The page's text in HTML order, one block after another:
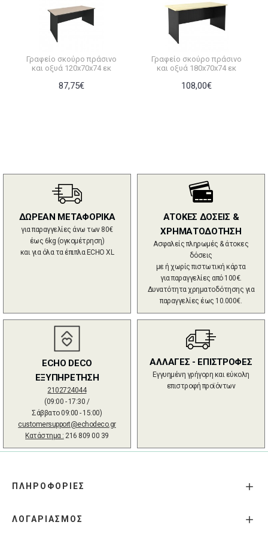
Γραφείο σκούρο πράσινο
και οξυά 120x70x74 εκ
87,75€
Γραφείο σκούρο πράσινο
και οξυά 180x70x74 εκ
108,00€
ΔΩΡΕΑΝ ΜΕΤΑΦΟΡΙΚΑ
για παραγγελίες άνω των 80€
έως 6kg (ογκομέτρηση)
και για όλα τα έπιπλα ECHO XL
ΑΤΟΚΕΣ ΔΟΣΕΙΣ &
ΧΡΗΜΑΤΟΔΟΤΗΣΗ
Ασφαλείς πληρωμές & άτοκες
δόσεις
με ή χωρίς πιστωτική κάρτα
για παραγγελίες από 100€.
Δυνατότητα χρηματοδότησης για
παραγγελίες έως 10.000€.
ECHO DECO
ΕΞΥΠΗΡΕΤΗΣΗ
2102724044
(09:00 - 17:30 /
Σάββατο 09:00 - 15:00)
customersupport@echodeco.gr
Κατάστημα : 216 809 00 39
ΑΛΛΑΓΕΣ - ΕΠΙΣΤΡΟΦΕΣ
Εγγυημένη γρήγορη και εύκολη
επιστροφή προϊόντων
ΠΛΗΡΟΦΟΡΙΕΣ
ΛΟΓΑΡΙΑΣΜΟΣ